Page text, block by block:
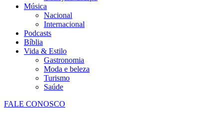
Música
Nacional
Internacional
Podcasts
Bíblia
Vida & Estilo
Gastronomia
Moda e beleza
Turismo
Saúde
FALE CONOSCO